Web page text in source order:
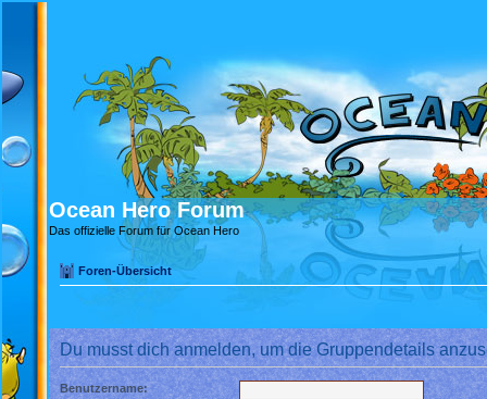
Ocean Hero Forum
Das offizielle Forum für Ocean Hero
Foren-Übersicht
Du musst dich anmelden, um die Gruppendetails
Benutzername: